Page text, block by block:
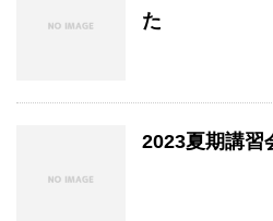
た
2023夏期講